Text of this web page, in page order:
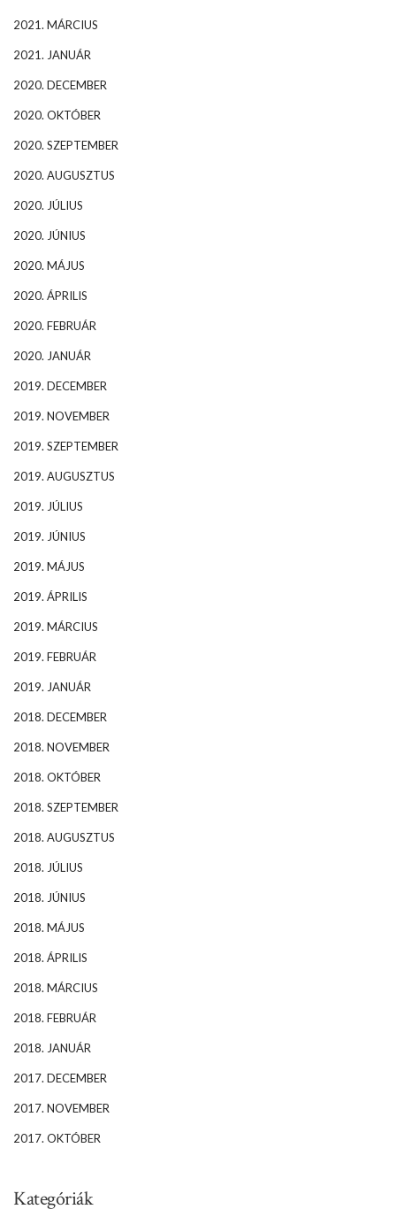
2021. MÁRCIUS
2021. JANUÁR
2020. DECEMBER
2020. OKTÓBER
2020. SZEPTEMBER
2020. AUGUSZTUS
2020. JÚLIUS
2020. JÚNIUS
2020. MÁJUS
2020. ÁPRILIS
2020. FEBRUÁR
2020. JANUÁR
2019. DECEMBER
2019. NOVEMBER
2019. SZEPTEMBER
2019. AUGUSZTUS
2019. JÚLIUS
2019. JÚNIUS
2019. MÁJUS
2019. ÁPRILIS
2019. MÁRCIUS
2019. FEBRUÁR
2019. JANUÁR
2018. DECEMBER
2018. NOVEMBER
2018. OKTÓBER
2018. SZEPTEMBER
2018. AUGUSZTUS
2018. JÚLIUS
2018. JÚNIUS
2018. MÁJUS
2018. ÁPRILIS
2018. MÁRCIUS
2018. FEBRUÁR
2018. JANUÁR
2017. DECEMBER
2017. NOVEMBER
2017. OKTÓBER
Kategóriák